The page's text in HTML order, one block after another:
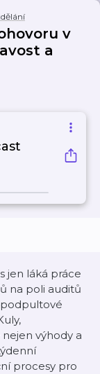
v
a
jen láká práce
na poli auditů
podpultové
výhody a
procesy pro